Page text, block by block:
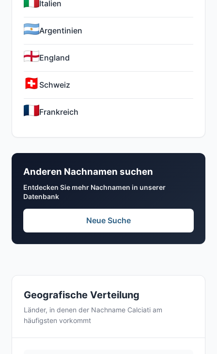
Geografische Verteilung
Länder, in denen der Nachname Calciati am
häufigsten vorkommt
Italien
Argentinien
England
Schweiz
Frankreich
Anderen Nachnamen suchen
Entdecken Sie mehr Nachnamen in unserer
Datenbank
Neue Suche